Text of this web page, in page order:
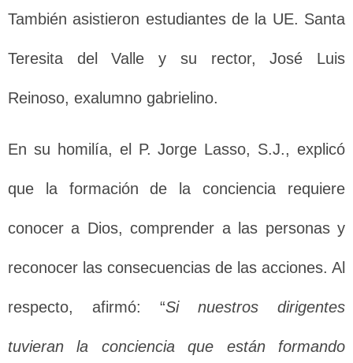
También asistieron estudiantes de la UE. Santa
Teresita del Valle y su rector, José Luis
Reinoso, exalumno gabrielino.
En su homilía, el P. Jorge Lasso, S.J., explicó
que la formación de la conciencia requiere
conocer a Dios, comprender a las personas y
reconocer las consecuencias de las acciones. Al
respecto, afirmó: “Si nuestros dirigentes
tuvieran la conciencia que están formando